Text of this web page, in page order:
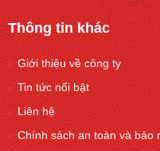
Thông tin khác
Giới thiệu về công ty
Tin tức nổi bật
Liên hệ
Chính sách an toàn và bảo